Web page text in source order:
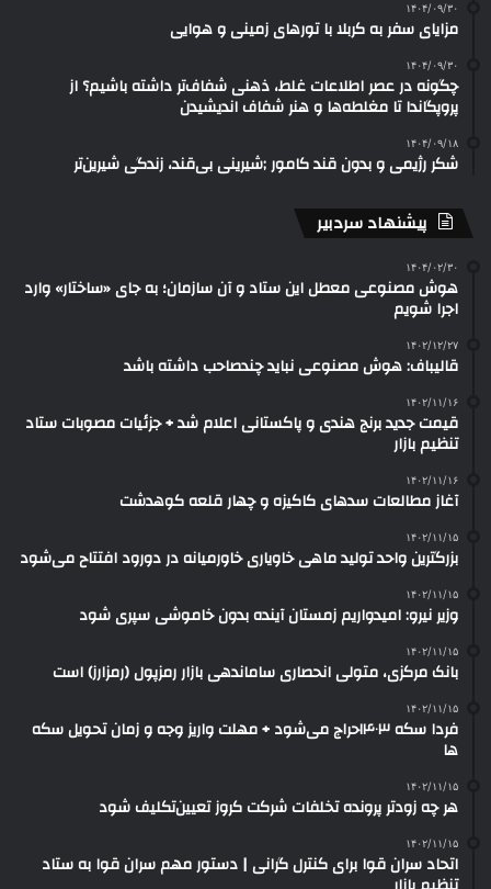
۱۴۰۴/۰۹/۳۰
مزایای سفر به کربلا با تورهای زمینی و هوایی
۱۴۰۴/۰۹/۳۰
چگونه در عصر اطلاعات غلط، ذهنی شفاف‌تر داشته باشیم؟ از
پروپگاندا تا مغلطه‌ها و هنر شفاف اندیشیدن
۱۴۰۴/۰۹/۱۸
شکر رژیمی و بدون قند کامور ;شیرینی بی‌قند، زندگی شیرین‌تر
پیشنهاد سردبیر
۱۴۰۴/۰۲/۳۰
هوش مصنوعی معطل این ستاد و آن سازمان؛ به جای «ساختار» وارد
اجرا شویم
۱۴۰۲/۱۲/۲۷
قالیباف: هوش مصنوعی نباید چندصاحب داشته باشد
۱۴۰۲/۱۱/۱۶
قیمت جدید برنج هندی و پاکستانی اعلام شد + جزئیات مصوبات ستاد
تنظیم بازار
۱۴۰۲/۱۱/۱۶
آغاز مطالعات سدهای کاکیزه و چهار قلعه کوهدشت
۱۴۰۲/۱۱/۱۵
بزرگترین واحد تولید ماهی خاویاری خاورمیانه در دورود افتتاح می‌شود
۱۴۰۲/۱۱/۱۵
وزیر نیرو: امیدواریم زمستان آینده بدون خاموشی سپری شود
۱۴۰۲/۱۱/۱۵
بانک مرکزی، متولی انحصاری ساماندهی بازار رمزپول (رمزارز) است
۱۴۰۲/۱۱/۱۵
فردا سکه ۱۴۰۳حراج می‌شود + مهلت واریز وجه و زمان تحویل سکه
ها
۱۴۰۲/۱۱/۱۵
هر چه زودتر پرونده تخلفات شرکت کروز تعیین‌تکلیف شود
۱۴۰۲/۱۱/۱۵
اتحاد سران قوا برای کنترل گرانی | دستور مهم سران قوا به ستاد